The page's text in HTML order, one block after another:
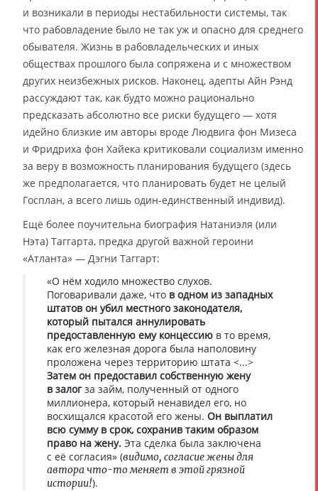
и возникали в периоды нестабильности системы, так
что рабовладение было не так уж и опасно для среднего
обывателя. Жизнь в рабовладельческих и иных
обществах прошлого была сопряжена и с множеством
других неизбежных рисков. Наконец, адепты Айн Рэнд
рассуждают так, как будто можно рационально
предсказать абсолютно все риски будущего — хотя
идейно близкие им авторы вроде Людвига фон Мизеса
и Фридриха фон Хайека критиковали социализм именно
за веру в возможность планирования будущего (здесь
же предполагается, что планировать будет не целый
Госплан, а всего лишь один-единственный индивид).
Ещё более поучительна биография Натаниэля (или
Нэта) Таггарта, предка другой важной героини
«Атланта» — Дэгни Таггарт:
«О нём ходило множество слухов.
Поговаривали даже, что в одном из западных
штатов он убил местного законодателя,
который пытался аннулировать
предоставленную ему концессию в то время,
как его железная дорога была наполовину
проложена через территорию штата <...>
Затем он предоставил собственную жену
в залогза займ, полученный от одного
миллионера, который ненавидел его, но
восхищался красотой его жены. Он выплатил
всю сумму в срок, сохранив таким образом
право на жену. Эта сделка была заключена
с её согласия» (видимо, согласие жены для
автора что-то меняет в этой грязной
истории!).